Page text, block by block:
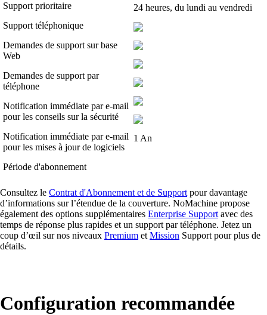
Support prioritaire
Support téléphonique
Demandes de support sur base
Web
Demandes de support par
téléphone
Notification immédiate par e-mail
pour les conseils sur la sécurité
Notification immédiate par e-mail
pour les mises à jour de logiciels
Période d'abonnement
24 heures, du lundi au vendredi
1 An
Consultez le Contrat d'Abonnement et de Supportpour davantage
d’informations sur l’étendue de la couverture. NoMachine propose
également des options supplémentaires Enterprise Supportavec des
temps de réponse plus rapides et un support par téléphone. Jetez un
coup d’œil sur nos niveaux Premium etMission Support pour plus de
détails.
Configuration recommandée